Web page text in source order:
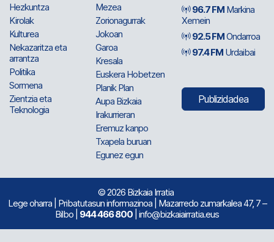
Hezkuntza
Kirolak
Kulturea
Nekazaritza eta
arrantza
Politika
Sormena
Zientzia eta
Teknologia
Mezea
Zorionagurrak
Jokoan
Garoa
Kresala
Euskera Hobetzen
Planik Plan
Aupa Bizkaia
Irakurrieran
Eremuz kanpo
Txapela buruan
Egunez egun
96.7 FM Markina
Xemein
92.5 FMOndarroa
97.4 FM Urdaibai
Publizidadea
© 2026 Bizkaia Irratia
Lege oharra| Pribatutasun informazinoa| Mazarredo zumarkalea 47, 7 –
Bilbo | 944 466 800 | info@bizkaiairratia.eus